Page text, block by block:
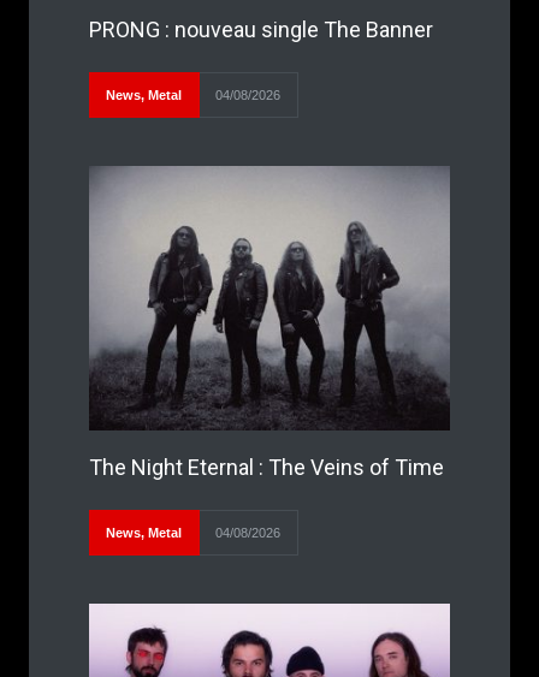
PRONG : nouveau single The Banner
News, Metal 04/08/2026
The Night Eternal : The Veins of Time
News, Metal 04/08/2026